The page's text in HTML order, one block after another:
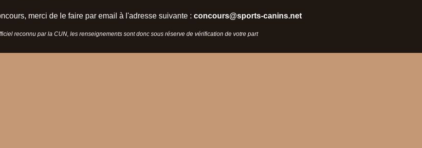
merci de le faire par email à l'adresse suivante : concours@sports-canins.net
reconnu par la CUN, les renseignements sont donc sous réserve de vérification de votre part